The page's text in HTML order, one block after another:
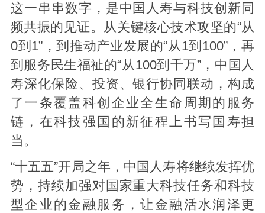
这一串串数字，是中国人寿与科技创新同
频共振的见证。从关键核心技术攻坚的“从
0到1”，到推动产业发展的“从1到100”，再
到服务民生福祉的“从100到千万”，中国人
寿深化保险、投资、银行协同联动，构成
了一条覆盖科创企业全生命周期的服务
链，在科技强国的新征程上书写国寿担
当。
“十五五”开局之年，中国人寿将继续发挥优
势，持续加强对国家重大科技任务和科技
型企业的金融服务，让金融活水润泽更